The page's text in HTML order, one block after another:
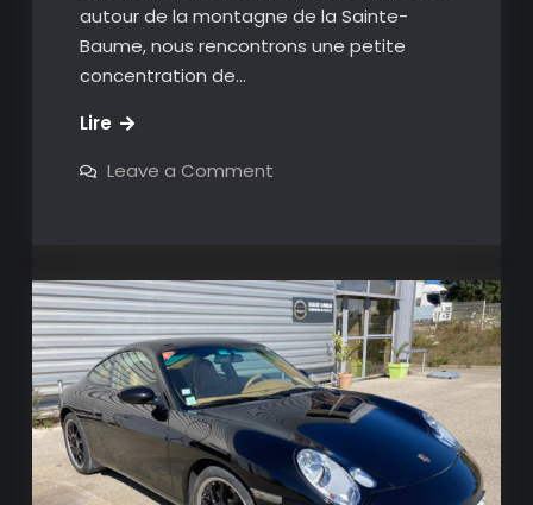
autour de la montagne de la Sainte-
Baume, nous rencontrons une petite
concentration de…
LireDes
à
Leave a Commenton